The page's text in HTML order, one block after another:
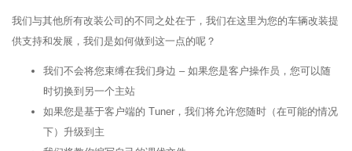
我们与其他所有改装公司的不同之处在于，我们在这里为您的车辆改装提
供支持和发展，我们是如何做到这一点的呢？
我们不会将您束缚在我们身边 – 如果您是客户操作员，您可以随
时切换到另一个主站
如果您是基于客户端的 Tuner，我们将允许您随时（在可能的情况
下）升级到主